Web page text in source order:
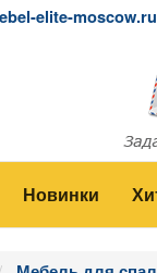
elite-moscow.ru
Новинки